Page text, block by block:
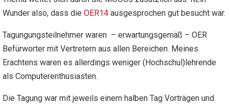
Wunder also, dass die OER14 ausgesprochen gut besucht war.
Tagungungsteilnehmer waren – erwartungsgemäß – OER
Befürworter mit Vertretern aus allen Bereichen. Meines
Erachtens waren es allerdings weniger (Hochschul)lehrende
als Computerenthusiasten.
Die Tagung war mit jeweils einem halben Tag Vorträgen und